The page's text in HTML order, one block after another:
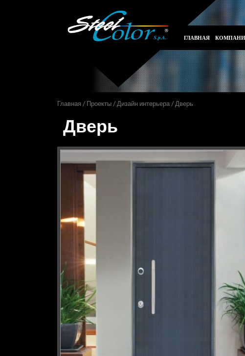
ГЛАВНАЯ
Главная /Проекты/Дизайн интерьера/ Дверь
Дверь